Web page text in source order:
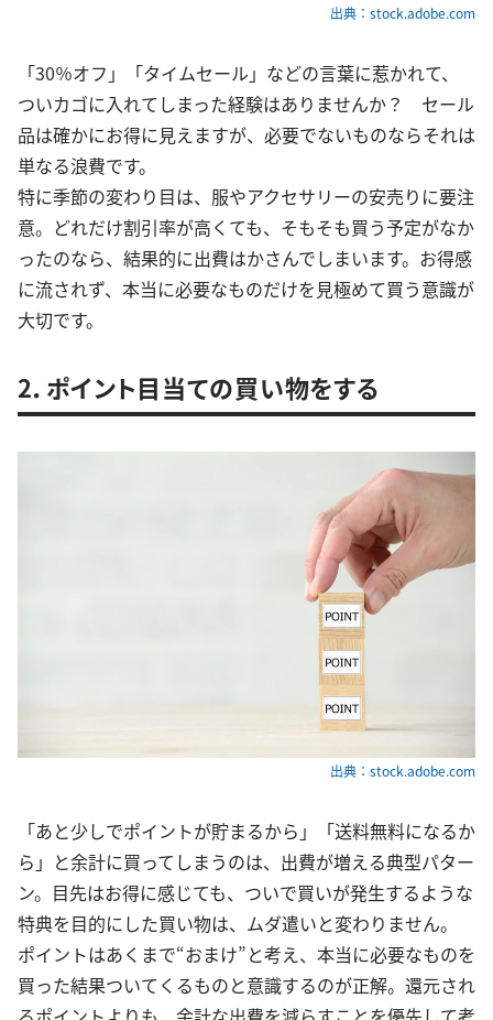
出典：stock.adobe.com
「30％オフ」「タイムセール」などの言葉に惹かれて、
ついカゴに入れてしまった経験はありませんか？ セール
品は確かにお得に見えますが、必要でないものならそれは
単なる浪費です。
特に季節の変わり目は、服やアクセサリーの安売りに要注
意。どれだけ割引率が高くても、そもそも買う予定がなか
ったのなら、結果的に出費はかさんでしまいます。お得感
に流されず、本当に必要なものだけを見極めて買う意識が
大切です。
2．ポイント目当ての買い物をする
出典：stock.adobe.com
「あと少しでポイントが貯まるから」「送料無料になるか
ら」と余計に買ってしまうのは、出費が増える典型パター
ン。目先はお得に感じても、ついで買いが発生するような
特典を目的にした買い物は、ムダ遣いと変わりません。
ポイントはあくまで“おまけ”と考え、本当に必要なものを
買った結果ついてくるものと意識するのが正解。還元され